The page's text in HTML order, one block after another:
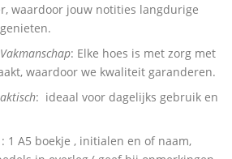
waardoor jouw notities langdurige
: Elke hoes is met zorg met
waardoor we kwaliteit garanderen.
: ideaal voor dagelijks gebruik en
1 A5 boekje , initialen en of naam,